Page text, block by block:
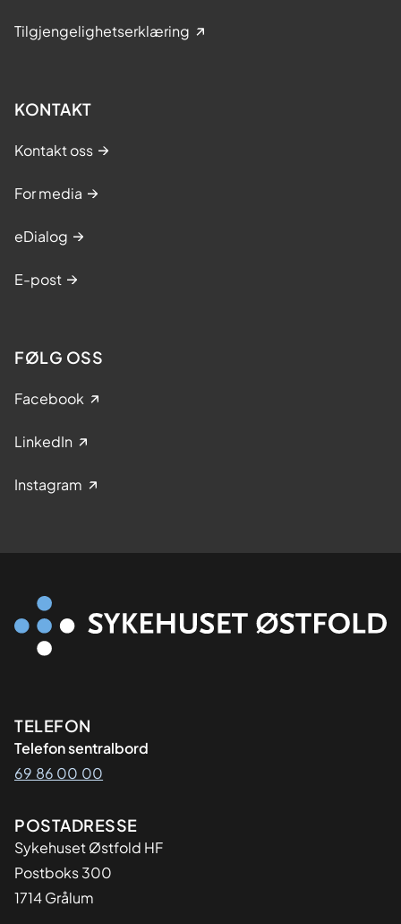
Tilgjengelighetserklæring
KONTAKT
Kontakt oss
For media
eDialog
E-post
FØLG OSS
Facebook
LinkedIn
Instagram
Kontaktinformasjon
TELEFON
Telefon sentralbord
69 86 00 00
Adresse
POSTADRESSE
Sykehuset Østfold HF
Postboks 300
1714 Grålum